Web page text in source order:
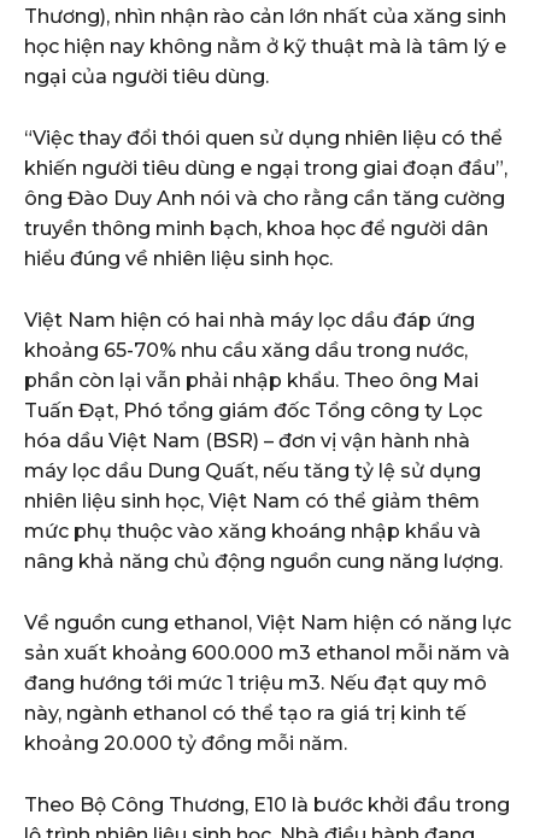
Thương), nhìn nhận rào cản lớn nhất của xăng sinh
học hiện nay không nằm ở kỹ thuật mà là tâm lý e
ngại của người tiêu dùng.
“Việc thay đổi thói quen sử dụng nhiên liệu có thể
khiến người tiêu dùng e ngại trong giai đoạn đầu”,
ông Đào Duy Anh nói và cho rằng cần tăng cường
truyền thông minh bạch, khoa học để người dân
hiểu đúng về nhiên liệu sinh học.
Việt Nam hiện có hai nhà máy lọc dầu đáp ứng
khoảng 65-70% nhu cầu xăng dầu trong nước,
phần còn lại vẫn phải nhập khẩu. Theo ông Mai
Tuấn Đạt, Phó tổng giám đốc Tổng công ty Lọc
hóa dầu Việt Nam (BSR) – đơn vị vận hành nhà
máy lọc dầu Dung Quất, nếu tăng tỷ lệ sử dụng
nhiên liệu sinh học, Việt Nam có thể giảm thêm
mức phụ thuộc vào xăng khoáng nhập khẩu và
nâng khả năng chủ động nguồn cung năng lượng.
Về nguồn cung ethanol, Việt Nam hiện có năng lực
sản xuất khoảng 600.000 m3 ethanol mỗi năm và
đang hướng tới mức 1 triệu m3. Nếu đạt quy mô
này, ngành ethanol có thể tạo ra giá trị kinh tế
khoảng 20.000 tỷ đồng mỗi năm.
Theo Bộ Công Thương, E10 là bước khởi đầu trong